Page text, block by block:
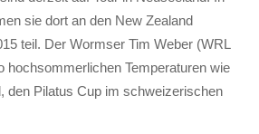
sie dort an den New Zealand
teil. Der Wormser Tim Weber (WRL
hochsommerlichen Temperaturen wie
den Pilatus Cup im schweizerischen